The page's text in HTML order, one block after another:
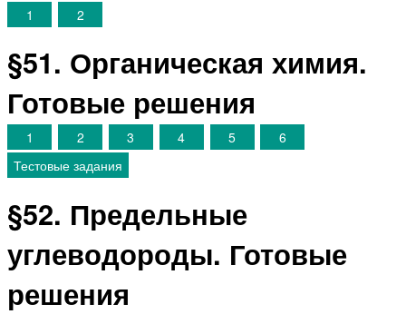
1 2
§51. Органическая химия.
Готовые решения
1 2 3 4 5
6
Тестовые задания
§52. Предельные
углеводороды. Готовые
решения